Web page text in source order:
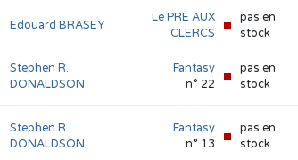
Edouard BRASEY
Le PRÉ AUX
CLERCS
pas en
stock
Stephen R.
DONALDSON
Fantasy
n° 22
pas en
stock
Stephen R.
DONALDSON
Fantasy
n° 13
pas en
stock